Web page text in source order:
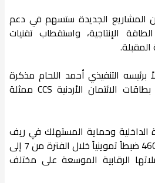
المشاريع الجديدة ستسهم في دعم
الإنتاجية، واستقطاب تقنيات
التنفيذي أحمد اللحام مذكرة
تفاهم مع شركة خدمات بطاقات الائتمان الأردنية CCS ممثلة
الداخلية وحماية المستهلك في ريف
دمشق السورية عن تنفيذ 460 ضبطاً تموينياً خلال الفترة من 7 إلى
الرقابية الموسعة على مختلف